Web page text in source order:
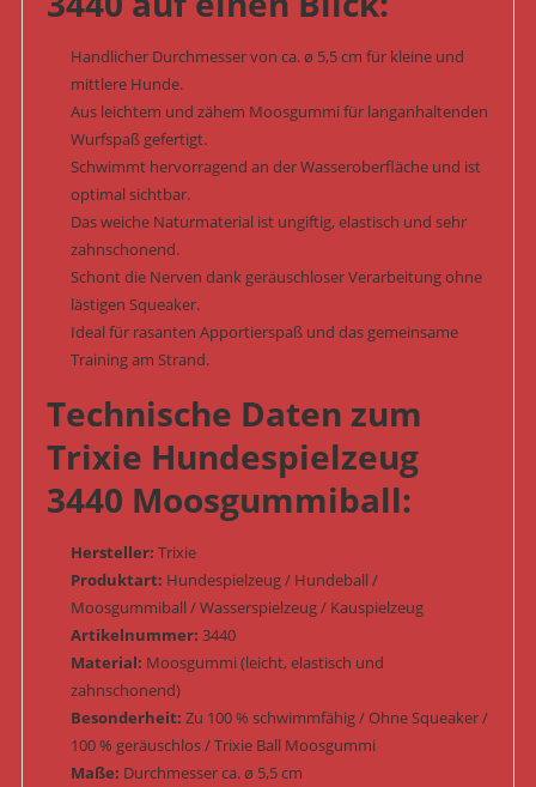
Handlicher Durchmesser von ca. ø 5,5 cm für kleine und
mittlere Hunde.
Aus leichtem und zähem Moosgummi für langanhaltenden
Wurfspaß gefertigt.
Schwimmt hervorragend an der Wasseroberfläche und ist
optimal sichtbar.
Das weiche Naturmaterial ist ungiftig, elastisch und sehr
zahnschonend.
Schont die Nerven dank geräuschloser Verarbeitung ohne
lästigen Squeaker.
Ideal für rasanten Apportierspaß und das gemeinsame
Training am Strand.
Technische Daten zum
Trixie Hundespielzeug
3440 Moosgummiball:
Hersteller: Trixie
Produktart: Hundespielzeug / Hundeball /
Moosgummiball / Wasserspielzeug / Kauspielzeug
Artikelnummer: 3440
Material: Moosgummi (leicht, elastisch und
zahnschonend)
Besonderheit: Zu 100 % schwimmfähig / Ohne Squeaker /
100 % geräuschlos / Trixie Ball Moosgummi
Maße: Durchmesser ca. ø 5,5 cm